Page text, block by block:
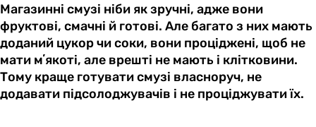
Магазинні смузі ніби як зручні, адже вони
фруктові, смачні й готові. Але багато з них мають
доданий цукор чи соки, вони проціджені, щоб не
мати мʼякоті, але врешті не мають і клітковини.
Тому краще готувати смузі власноруч, не
додавати підсолоджувачів і не проціджувати їх.